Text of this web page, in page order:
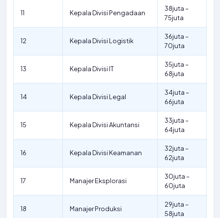
11 Kepala Divisi Pengadaan
38juta –
75juta
12 Kepala Divisi Logistik
36juta –
70juta
13 Kepala Divisi IT
35juta –
68juta
14 Kepala Divisi Legal
34juta –
66juta
15 Kepala Divisi Akuntansi
33juta –
64juta
16 Kepala Divisi Keamanan
32juta –
62juta
17 Manajer Eksplorasi
30juta –
60juta
18 Manajer Produksi
29juta –
58juta